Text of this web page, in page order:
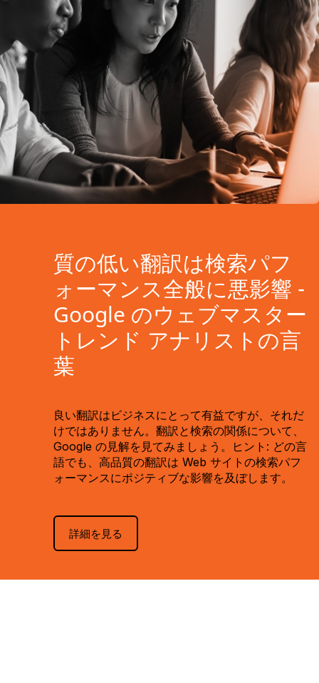
質の低い翻訳は検索パフ
ォーマンス全般に悪影響 -
Google のウェブマスター
トレンド アナリストの言
葉
良い翻訳はビジネスにとって有益ですが、それだ
けではありません。翻訳と検索の関係について、
Google の見解を見てみましょう。ヒント: どの言
語でも、高品質の翻訳は Web サイトの検索パフ
ォーマンスにポジティブな影響を及ぼします。
詳細を見る